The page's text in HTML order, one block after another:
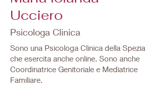
Ucciero
Psicologa Clinica
Sono una Psicologa Clinica della Spezia
che esercita anche online. Sono anche
Coordinatrice Genitoriale e Mediatrice
Familiare.